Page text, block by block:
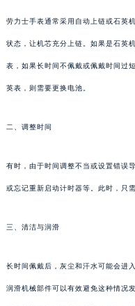
劳力士手表通常采用自动上链或石英
状态，让机芯充分上链。如果是石英
表，如果长时间不佩戴或佩戴时间过
英表，则需要更换电池。
二、调整时间
有时，由于时间调整不当或设置错误
或忘记重新启动计时器等。此时，只
三、清洁与润滑
长时间佩戴后，灰尘和汗水可能会进
润滑机械部件可以有效避免这种情况